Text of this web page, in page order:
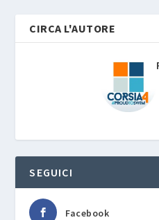
CIRCA L'AUTORE
SEGUICI
Facebook